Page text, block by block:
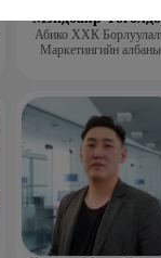
Мэндбаяр
Абико ХХК
Маркетингийн албаны